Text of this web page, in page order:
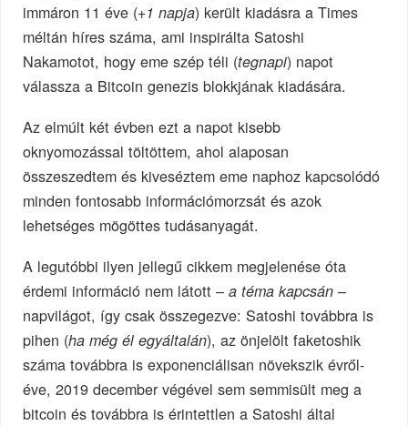
immáron 11 éve (+1 napja) került kiadásra a Times
méltán híres száma, ami inspirálta Satoshi
Nakamotot, hogy eme szép téli (tegnapi) napot
válassza a Bitcoin genezis blokkjának kiadására.
Az elmúlt két évben ezt a napot kisebb
oknyomozással töltöttem, ahol alaposan
összeszedtem és kiveséztem eme naphoz kapcsolódó
minden fontosabb információmorzsát és azok
lehetséges mögöttes tudásanyagát.
A legutóbbi ilyen jellegű cikkem megjelenése óta
érdemi információ nem látott –a téma kapcsán –
napvilágot, így csak összegezve: Satoshi továbbra is
pihen (ha még él egyáltalán), az önjelölt faketoshik
száma továbbra is exponenciálisan növekszik évről-
éve, 2019 december végével sem semmisült meg a
bitcoin és továbbra is érintettlen a Satoshi által